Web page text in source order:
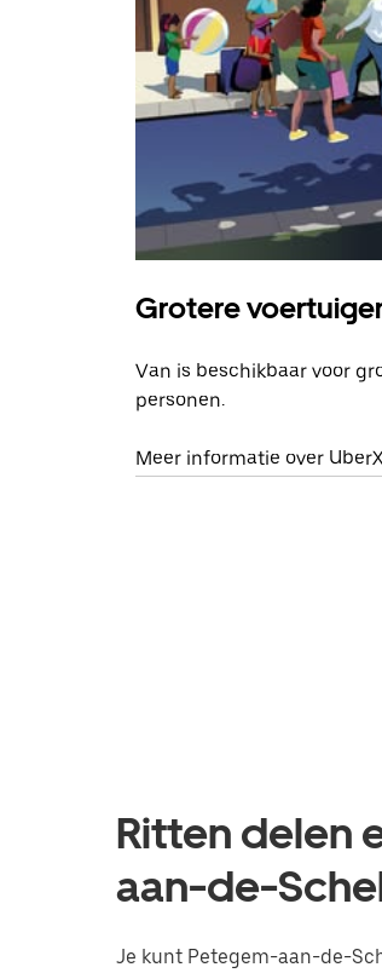
Grotere
Van is beschikbaar voor
personen.
Meer informatie over
Ritten delen
aan-de-
Je kunt Petegem-aan-de-